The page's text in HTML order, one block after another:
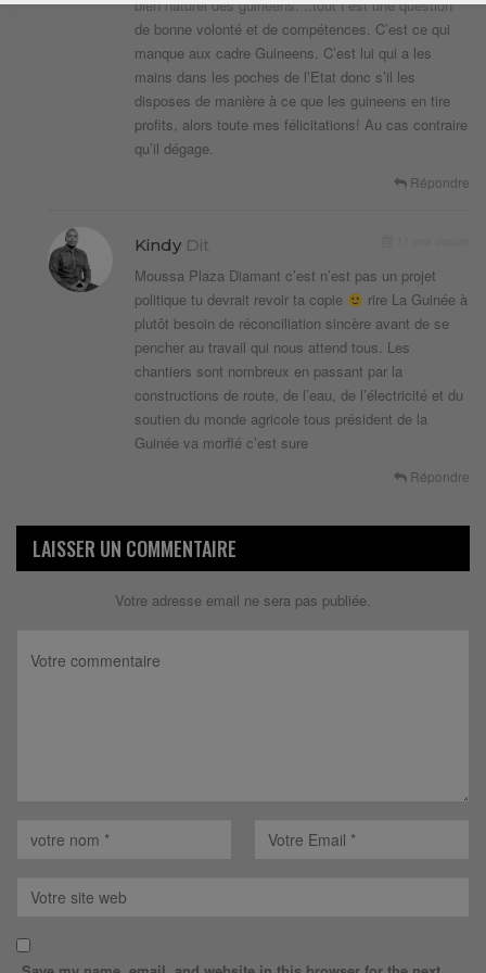
bien naturel des guineens. ..tout t’est une question
de bonne volonté et de compétences. C’est ce qui
manque aux cadre Guineens. C’est lui qui a les
mains dans les poches de l’Etat donc s’il les
disposes de manière à ce que les guineens en tire
profits, alors toute mes félicitations! Au cas contraire
qu’il dégage.
Répondre
Kindy Dit
Moussa Plaza Diamant c’est n’est pas un projet
politique tu devrait revoir ta copie
rire La Guinée à
plutôt besoin de réconciliation sincère avant de se
pencher au travail qui nous attend tous. Les
chantiers sont nombreux en passant par la
constructions de route, de l’eau, de l’électricité et du
soutien du monde agricole tous président de la
Guinée va morflé c’est sure
Répondre
LAISSER UN COMMENTAIRE
Votre adresse email ne sera pas publiée.